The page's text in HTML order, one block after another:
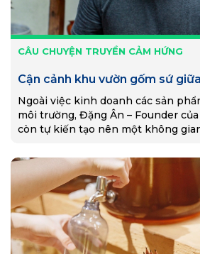
CÂU CHUYỆN TRUYỀN CẢM HỨNG
Cận cảnh khu vườn gốm sứ
Ngoài việc kinh doanh các sản
môi trường, Đặng Ân – Founder của
còn tự kiến tạo nên một không